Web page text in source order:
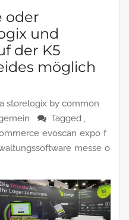
oder
und
der K5
möglich
storelogix by common
Tagged ,
evoscan expo f
messe o